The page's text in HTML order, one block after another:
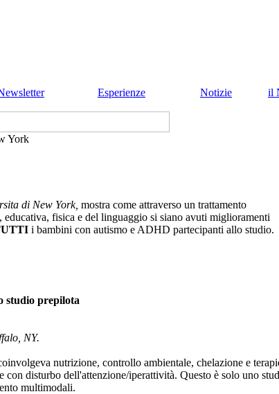
Esperienze Notizie il
York
di New York, mostra come attraverso un trattamento
fisica e del linguaggio si siano avuti miglioramenti
i bambini con autismo e ADHD partecipanti allo studio.
studio prepilota
NY.
nutrizione, controllo ambientale, chelazione e
disturbo dell'attenzione/iperattività. Questo è solo uno
multimodali.